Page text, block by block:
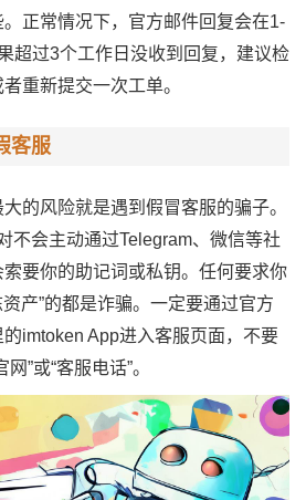
正常情况下，官方邮件回复会在1-
超过3个工作日没收到回复，建议检
重新提交一次工单。
客服
的风险就是遇到假冒客服的骗子。
不会主动通过Telegram、微信等社
要你的助记词或私钥。任何要求你
资产”的都是诈骗。一定要通过官方
imtoken App进入客服页面，不要
”或“客服电话”。